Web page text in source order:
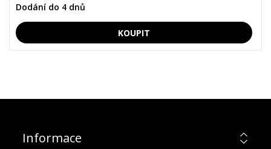
Dodání do 4 dnů
Informace